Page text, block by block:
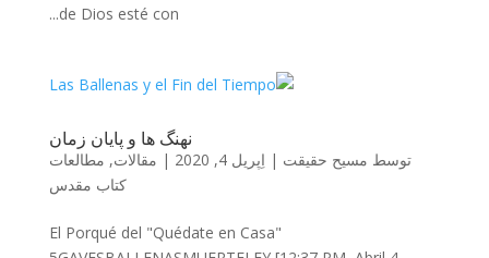
de Dios esté con...
نهنگ ها و پایان زمان
توسط مسیح حقیقت | اِپریل 4, 2020 | مقالات, مطالعات
کتاب مقدس
El Porqué del "Quédate en Casa"